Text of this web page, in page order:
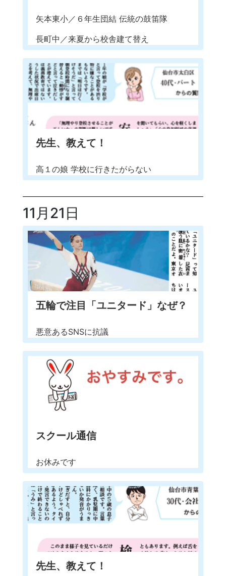
矢本東小／６年生団結 伝統の鼓笛隊
長町中／来夏から校舎建て替え
先生、教えて！
高１の娘 学校に行きたがらない
11月21日
五輪で注目「ユニタード」なぜ？
悪意あるSNSに抗議
スクール通信
お休みです
先生、教えて！